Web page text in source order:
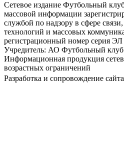
Сетевое издание Футбольный
массовой информации
службой по надзору в сфере
технологий и массовых
регистрационный номер серия
Учредитель: АО Футбольный
Информационная продукция
возрастных ограничений
Разработка и сопровождение сайта